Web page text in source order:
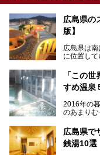
広島県の
版】
広島県は
に位置して
厳島神社
通して多
や、坂の町
モン、全国
充実。
銭湯をご
「この
すめ温泉
2016年の
のあまりむ
あの夏の
こかに輝き
そんな映画
広島県で
銭湯10選